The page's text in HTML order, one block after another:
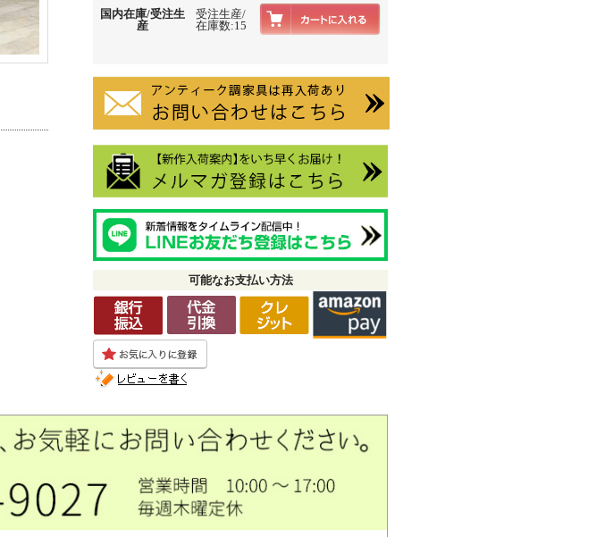
国内在庫/受注生
産
受注生産/
在庫数:15
可能なお支払い方法